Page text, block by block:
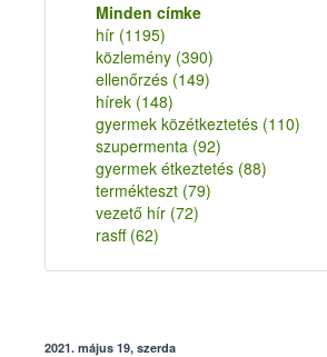
Minden címke
hír (1195)
közlemény (390)
ellenőrzés (149)
hírek (148)
gyermek közétkeztetés (110)
szupermenta (92)
gyermek étkeztetés (88)
termékteszt (79)
vezető hír (72)
rasff (62)
2021. május 19, szerda